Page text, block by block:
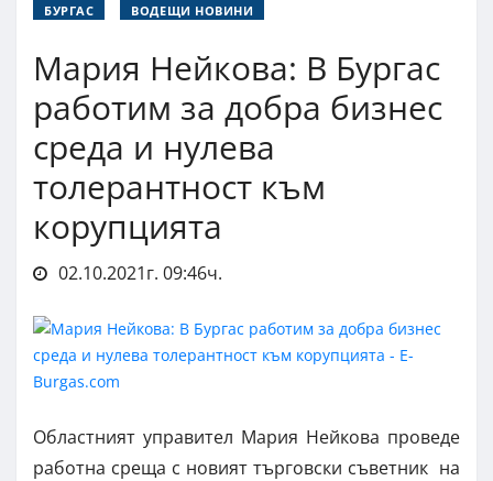
БУРГАС ВОДЕЩИ НОВИНИ
Мария Нейкова: В Бургас
работим за добра бизнес
среда и нулева
толерантност към
корупцията
02.10.2021г. 09:46ч.
Областният управител Мария Нейкова проведе
работна среща с новият търговски съветник на